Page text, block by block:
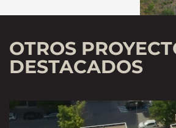
OTROS
DESTACADOS